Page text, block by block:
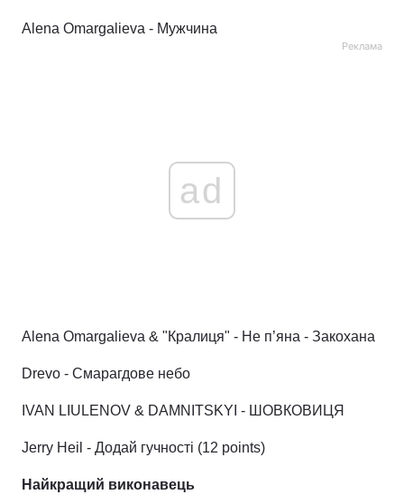
Alena Omargalieva - Мужчина
Реклама
ad
Alena Omargalieva & "Кралиця" - Не п’яна - Закохана
Drevo - Смарагдове небо
IVAN LIULENOV & DAMNITSKYI - ШОВКОВИЦЯ
Jerry Heil - Додай гучності (12 points)
Найкращий виконавець